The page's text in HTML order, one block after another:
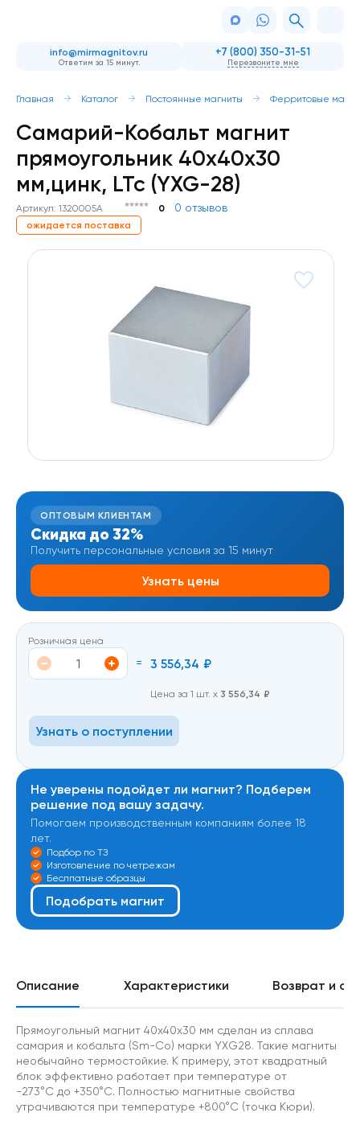
info@mirmagnitov.ru
Ответим за 15 минут.
+7 (800) 350-31-51
Перезвоните мне
Главная Каталог Постоянные магниты Ферритовые
Самарий-Кобальт магнит
прямоугольник 40x40x30
мм,цинк, LTc (YXG-28)
Артикул: 1320005A 0 0 отзывов
ожидается поставка
ОПТОВЫМ КЛИЕНТАМ
Скидка до 32%
Получить персональные условия за 15 минут
Узнать цены
Розничная цена
= 3 556,34 ₽
Цена за 1 шт. х 3 556,34 ₽
Узнать о поступлении
Не уверены подойдет ли магнит? Подберем
решение под вашу задачу.
Помогаем производственным компаниям более 18
лет.
Подбор по ТЗ
Изготовление по четрежам
Беслпатные образцы
Подобрать магнит
Описание Характеристики Возврат и
Прямоугольный магнит 40х40х30 мм сделан из сплава
самария и кобальта (Sm-Co) марки YXG28. Такие магниты
необычайно термостойкие. К примеру, этот квадратный
блок эффективно работает при температуре от
-273°C до +350°C. Полностью магнитные свойства
утрачиваются при температуре +800°C (точка Кюри).